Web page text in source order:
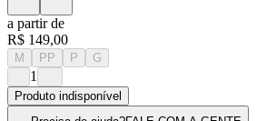
a partir de
R$ 149,00
M PP P G
1
Produto indisponível